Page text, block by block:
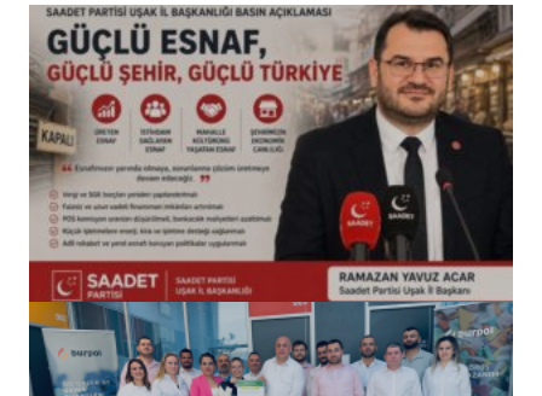
(başlıksız)
Alaattin Karahan tarafından 14/07/2026